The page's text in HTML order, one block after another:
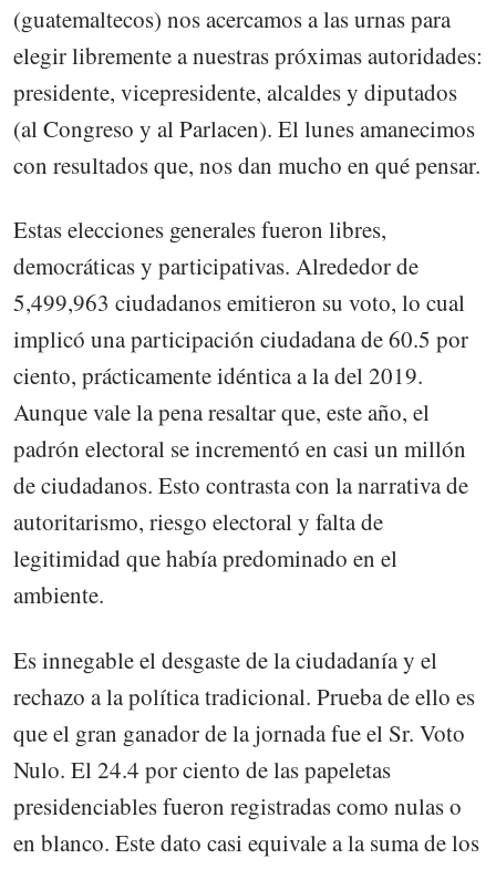
(guatemaltecos) nos acercamos a las urnas para
elegir libremente a nuestras próximas autoridades:
presidente, vicepresidente, alcaldes y diputados
(al Congreso y al Parlacen). El lunes amanecimos
con resultados que, nos dan mucho en qué pensar.
Estas elecciones generales fueron libres,
democráticas y participativas. Alrededor de
5,499,963 ciudadanos emitieron su voto, lo cual
implicó una participación ciudadana de 60.5 por
ciento, prácticamente idéntica a la del 2019.
Aunque vale la pena resaltar que, este año, el
padrón electoral se incrementó en casi un millón
de ciudadanos. Esto contrasta con la narrativa de
autoritarismo, riesgo electoral y falta de
legitimidad que había predominado en el
ambiente.
Es innegable el desgaste de la ciudadanía y el
rechazo a la política tradicional. Prueba de ello es
que el gran ganador de la jornada fue el Sr. Voto
Nulo. El 24.4 por ciento de las papeletas
presidenciables fueron registradas como nulas o
en blanco. Este dato casi equivale a la suma de los